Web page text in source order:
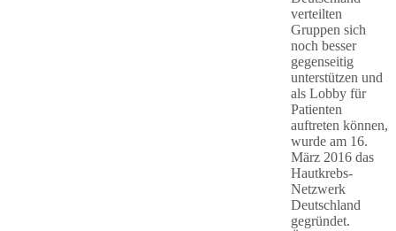
verteilten
Gruppen sich
noch besser
gegenseitig
unterstützen und
als Lobby für
Patienten
auftreten können,
wurde am 16.
März 2016 das
Hautkrebs-
Netzwerk
Deutschland
gegründet.